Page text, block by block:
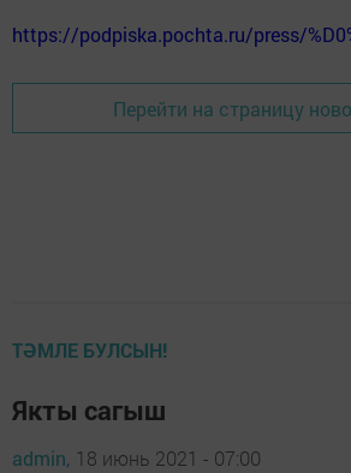
https://podpiska.pochta.ru/press/
Перейти на страницу
ТӘМЛЕ БУЛСЫН!
Якты сагыш
admin, 18 июнь 2021 - 07:00